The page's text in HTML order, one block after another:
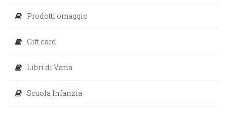
Prodotti omaggio
Gift card
Libri di Varia
Scuola Infanzia